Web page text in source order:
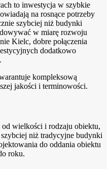
to inwestycja w szybkie
na rosnące potrzeby
szybciej niż budynki
w miarę rozwoju
Kielc, dobre połączenia
dodatkowo
kompleksową
jakości i terminowości.
od wielkości i rodzaju obiektu,
niż tradycyjne budynki
do oddania obiektu
roku.